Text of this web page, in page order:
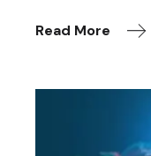
Read More